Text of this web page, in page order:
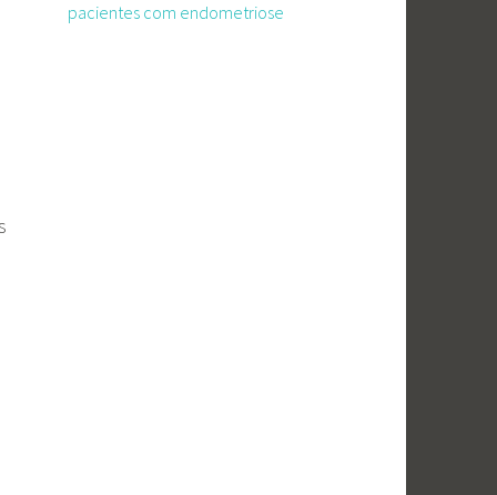
pacientes com endometriose